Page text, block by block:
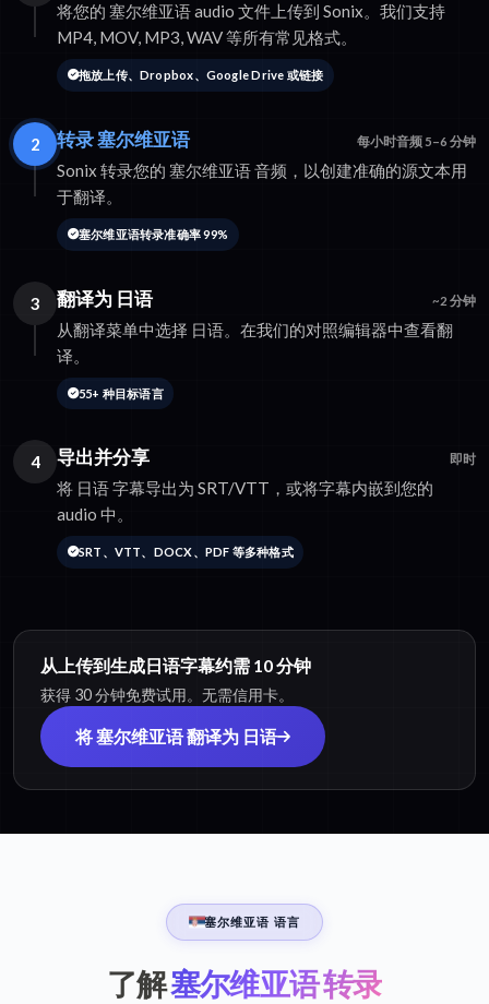
将您的 塞尔维亚语 audio 文件上传到 Sonix。我们支持
MP4, MOV, MP3, WAV 等所有常见格式。
拖放上传、Dropbox、Google Drive 或链接
2 转录 塞尔维亚语 每小时音频 5–6 分钟
Sonix 转录您的 塞尔维亚语 音频，以创建准确的源文本用
于翻译。
塞尔维亚语转录准确率 99%
3 翻译为 日语 ~2 分钟
从翻译菜单中选择 日语。在我们的对照编辑器中查看翻
译。
55+ 种目标语言
4 导出并分享 即时
将 日语 字幕导出为 SRT/VTT，或将字幕内嵌到您的
audio 中。
SRT、VTT、DOCX、PDF 等多种格式
从上传到生成日语字幕约需 10 分钟
获得 30 分钟免费试用。无需信用卡。
将 塞尔维亚语 翻译为 日语
塞尔维亚语 语言
了解塞尔维亚语 转录